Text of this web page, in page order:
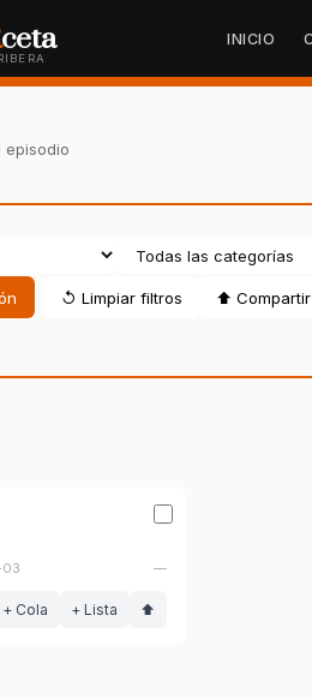
ceta INICIO
episodio
↺ Limpiar filtros ⬆
—
+ Cola + Lista ⬆